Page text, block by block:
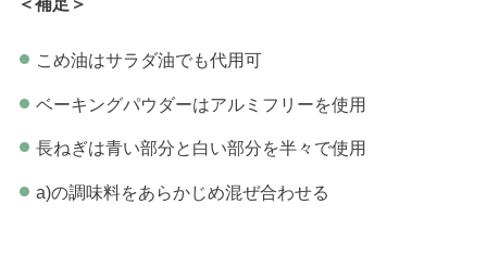
こめ油はサラダ油でも代用可
ベーキングパウダーはアルミフリーを使用
長ねぎは青い部分と白い部分を半々で使用
a)の調味料をあらかじめ混ぜ合わせる